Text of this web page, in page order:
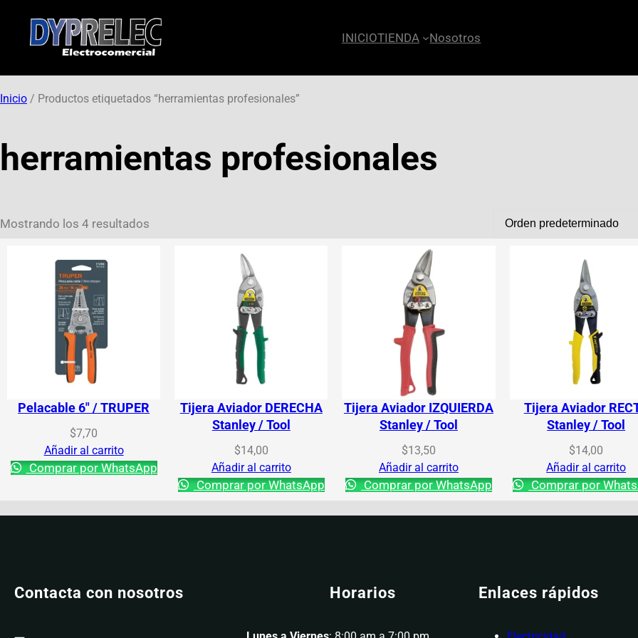
INICIOTIENDA Nosotros
Inicio / Productos etiquetados “herramientas profesionales”
herramientas profesionales
Mostrando los 4 resultados
Pelacable 6″ / TRUPER
$7,70
Añadir al carrito
Comprar por WhatsApp
Tijera Aviador DERECHA
Stanley / Tool
$14,00
Añadir al carrito
Comprar por WhatsApp
Tijera Aviador IZQUIERDA
Stanley / Tool
$13,50
Añadir al carrito
Comprar por WhatsApp
Tijera Aviador
Stanley / Tool
$14,00
Añadir al carrito
Comprar por
Contacta con nosotros Horarios Enlaces rápidos